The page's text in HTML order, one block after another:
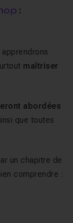
:
apprendrons
maîtriser
abordées
que toutes
un chapitre de
comprendre :